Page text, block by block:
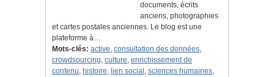
documents, écrits
anciens, photographies
et cartes postales anciennes. Le blog est une
plateforme à…
Mots-clés: active, consultation des données,
crowdsourcing, culture, enrichissement de
contenu, histoire, lien social , sciences humaines,